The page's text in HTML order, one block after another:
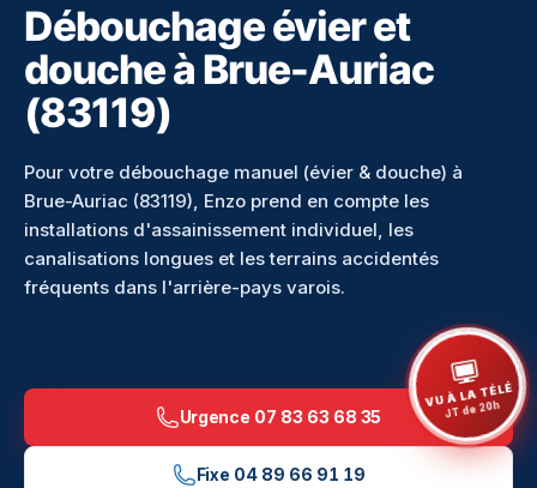
Débouchage évier et
douche à Brue-Auriac
(83119)
Pour votre débouchage manuel (évier & douche) à
Brue-Auriac (83119), Enzo prend en compte les
installations d'assainissement individuel, les
canalisations longues et les terrains accidentés
fréquents dans l'arrière-pays varois.
Urgence 07 83 63 68 35
Fixe 04 89 66 91 19
VU À LA TÉLÉ
JT de 20h